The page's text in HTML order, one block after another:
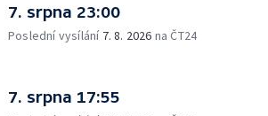
7. srpna 23:00
Poslední vysílání 7. 8. 2026 na ČT24
7. srpna 17:55